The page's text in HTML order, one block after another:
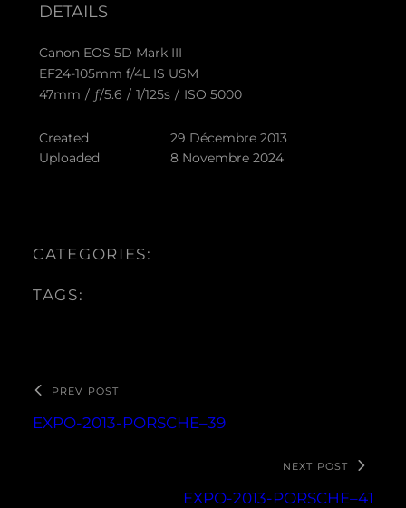
DETAILS
Canon EOS 5D Mark III
EF24-105mm f/4L IS USM
47mm / ƒ/5.6 / 1/125s / ISO 5000
Created
29 Décembre 2013
Uploaded
8 Novembre 2024
CATEGORIES:
TAGS:
PREV POST
EXPO-2013-PORSCHE–39
NEXT POST
EXPO-2013-PORSCHE–41